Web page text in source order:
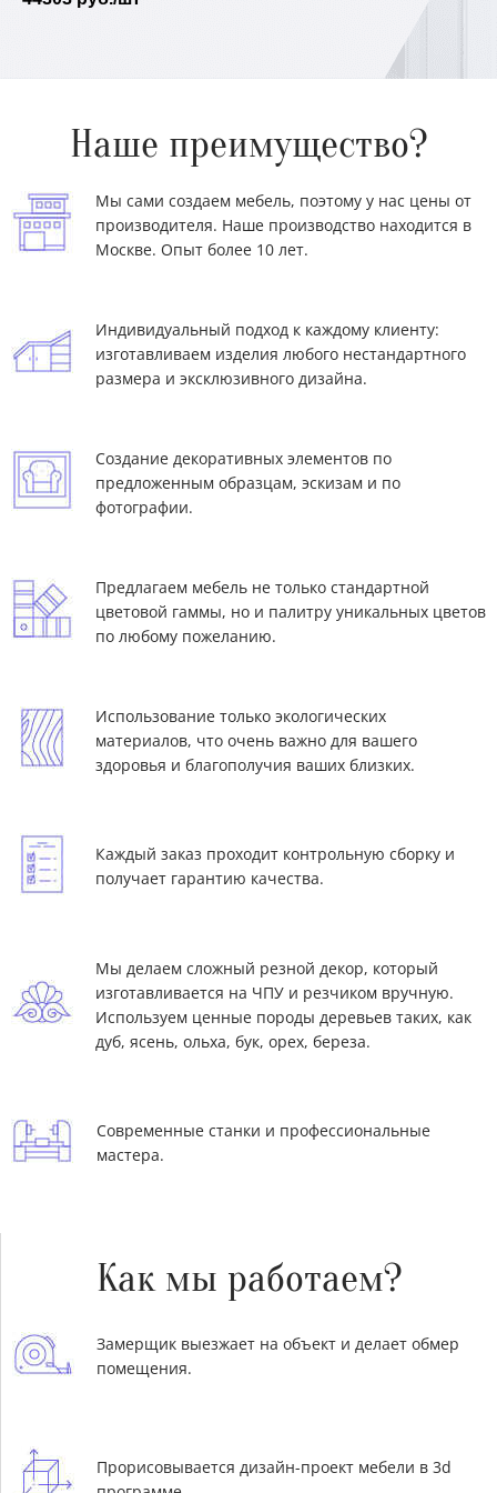
Шкафы в стиле модерн под размеры и интерьер
Шкафы в классическом стиле под заказ
Белые шкафы на заказ под размеры и
планировку
Наше преимущество?
Мы сами создаем мебель, поэтому у нас цены от
производителя. Наше производство находится в
Москве. Опыт более 10 лет.
Индивидуальный подход к каждому клиенту:
изготавливаем изделия любого нестандартного
размера и эксклюзивного дизайна.
Создание декоративных элементов по
предложенным образцам, эскизам и по
фотографии.
Предлагаем мебель не только стандартной
цветовой гаммы, но и палитру уникальных цветов
по любому пожеланию.
Использование только экологических
материалов, что очень важно для вашего
здоровья и благополучия ваших близких.
Каждый заказ проходит контрольную сборку и
получает гарантию качества.
Мы делаем сложный резной декор, который
изготавливается на ЧПУ и резчиком вручную.
Используем ценные породы деревьев таких, как
дуб, ясень, ольха, бук, орех, береза.
Современные станки и профессиональные
мастера.
Как мы работаем?
Замерщик выезжает на объект и делает обмер
помещения.
Прорисовывается дизайн-проект мебели в 3d